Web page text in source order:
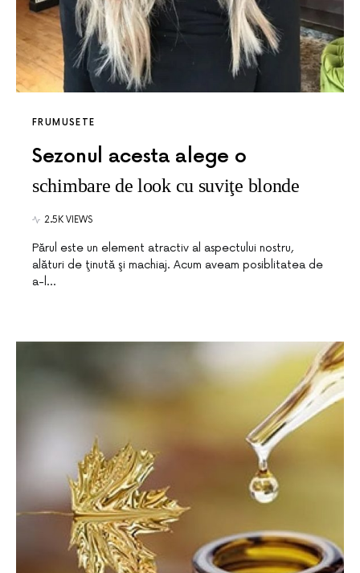
FRUMUSETE
Sezonul acesta alege o
schimbare de look cu suviţe blonde
2.5K VIEWS
Părul este un element atractiv al aspectului nostru,
alături de ţinută şi machiaj. Acum aveam posiblitatea de
a-l…